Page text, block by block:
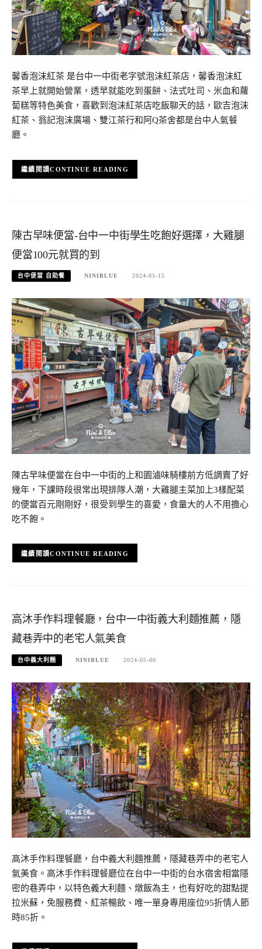
馨香泡沫紅茶 是台中一中街老字號泡沫紅茶店，馨香泡沫紅
茶早上就開始營業，透早就能吃到蛋餅、法式吐司、米血和蘿
蔔糕等特色美食，喜歡到泡沫紅茶店吃飯聊天的話，歐吉泡沫
紅茶、翁記泡沫廣場、雙江茶行和阿Q茶舍都是台中人氣餐
廳。
CONTINUE READING
陳古早味便當-台中一中街學生吃飽好選擇，大雞腿
便當100元就買的到
台中便當 自助餐 NINIBLUE 2024-05-15
陳古早味便當在台中一中街的上和園滷味騎樓前方低調賣了好
幾年，下課時段很常出現排隊人潮，大雞腿主菜加上3樣配菜
的便當百元剛剛好，很受到學生的喜愛，食量大的人不用擔心
吃不飽。
CONTINUE READING
高沐手作料理餐廳，台中一中街義大利麵推薦，隱
藏巷弄中的老宅人氣美食
台中義大利麵 NINIBLUE 2024-05-06
高沐手作料理餐廳，台中義大利麵推薦，隱藏巷弄中的老宅人
氣美食。高沐手作料理餐廳位在台中一中街的台水宿舍相當隱
密的巷弄中，以特色義大利麵、燉飯為主，也有好吃的甜點提
拉米蘇，免服務費、紅茶暢飲、唯一單身專用座位95折情人節
時85折。